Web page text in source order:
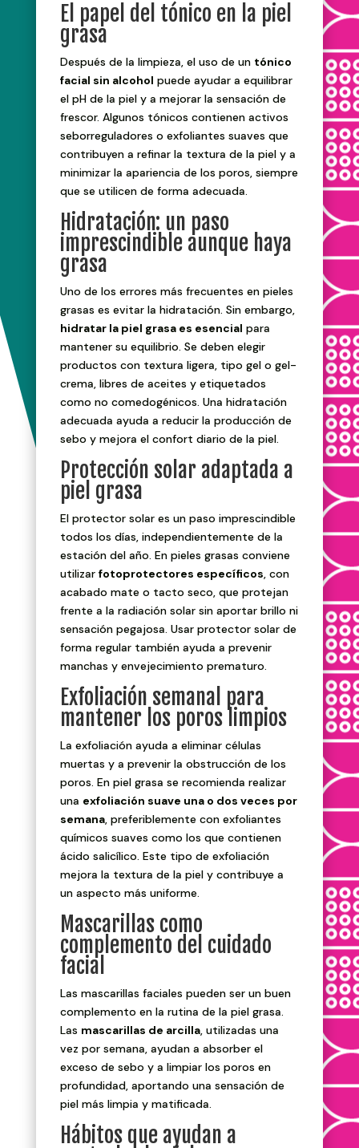
El papel del tónico en la piel
grasa
Después de la limpieza, el uso de un tónico
facial sin alcohol puede ayudar a equilibrar
el pH de la piel y a mejorar la sensación de
frescor. Algunos tónicos contienen activos
seborreguladores o exfoliantes suaves que
contribuyen a refinar la textura de la piel y a
minimizar la apariencia de los poros, siempre
que se utilicen de forma adecuada.
Hidratación: un paso
imprescindible aunque haya
grasa
Uno de los errores más frecuentes en pieles
grasas es evitar la hidratación. Sin embargo,
hidratar la piel grasa es esencial para
mantener su equilibrio. Se deben elegir
productos con textura ligera, tipo gel o gel-
crema, libres de aceites y etiquetados
como no comedogénicos. Una hidratación
adecuada ayuda a reducir la producción de
sebo y mejora el confort diario de la piel.
Protección solar adaptada a
piel grasa
El protector solar es un paso imprescindible
todos los días, independientemente de la
estación del año. En pieles grasas conviene
utilizar fotoprotectores específicos, con
acabado mate o tacto seco, que protejan
frente a la radiación solar sin aportar brillo ni
sensación pegajosa. Usar protector solar de
forma regular también ayuda a prevenir
manchas y envejecimiento prematuro.
Exfoliación semanal para
mantener los poros limpios
La exfoliación ayuda a eliminar células
muertas y a prevenir la obstrucción de los
poros. En piel grasa se recomienda realizar
una exfoliación suave una o dos veces por
semana, preferiblemente con exfoliantes
químicos suaves como los que contienen
ácido salicílico. Este tipo de exfoliación
mejora la textura de la piel y contribuye a
un aspecto más uniforme.
Mascarillas como
complemento del cuidado
facial
Las mascarillas faciales pueden ser un buen
complemento en la rutina de la piel grasa.
Las mascarillas de arcilla, utilizadas una
vez por semana, ayudan a absorber el
exceso de sebo y a limpiar los poros en
profundidad, aportando una sensación de
piel más limpia y matificada.
Hábitos que ayudan a